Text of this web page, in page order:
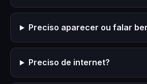
Preciso aparecer ou falar
Preciso de internet?